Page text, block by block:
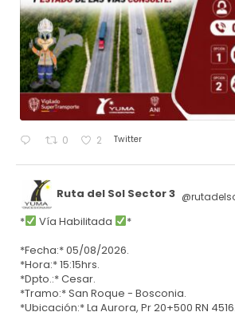
0 2 Twitter
Ruta del Sol Sector 3
* Vía Habilitada
*
*Fecha:* 05/08/2026.
*Hora:* 15:15hrs.
*Dpto.:* Cesar.
*Tramo:* San Roque - Bosconia.
*Ubicación:* La Aurora, Pr 20+500 RN 4516.